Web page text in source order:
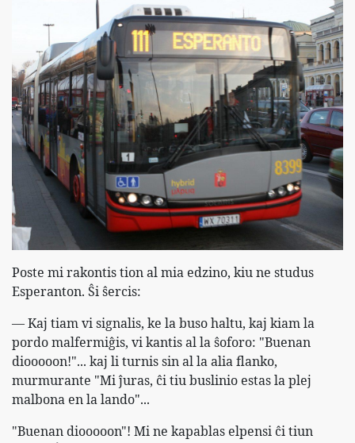
Poste mi rakontis tion al mia edzino, kiu ne studus
Esperanton. Ŝi ŝercis:
— Kaj tiam vi signalis, ke la buso haltu, kaj kiam la
pordo malfermiĝis, vi kantis al la ŝoforo: "Buenan
diooooon!"... kaj li turnis sin al la alia flanko,
murmurante "Mi ĵuras, ĉi tiu buslinio estas la plej
malbona en la lando"...
"Buenan diooooon"! Mi ne kapablas elpensi ĉi tiun